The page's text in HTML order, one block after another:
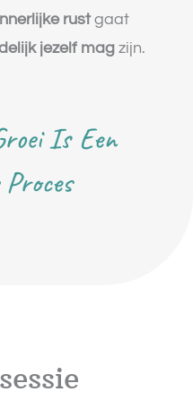
rustgaat
jezelf magzijn.
Is Een